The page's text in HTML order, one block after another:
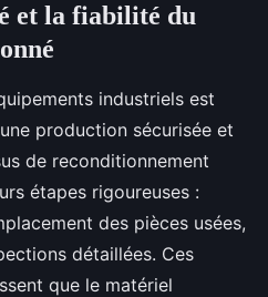
et la fiabilité du
industriels est
production sécurisée et
de reconditionnement
étapes rigoureuses :
des pièces usées,
détaillées. Ces
que le matériel